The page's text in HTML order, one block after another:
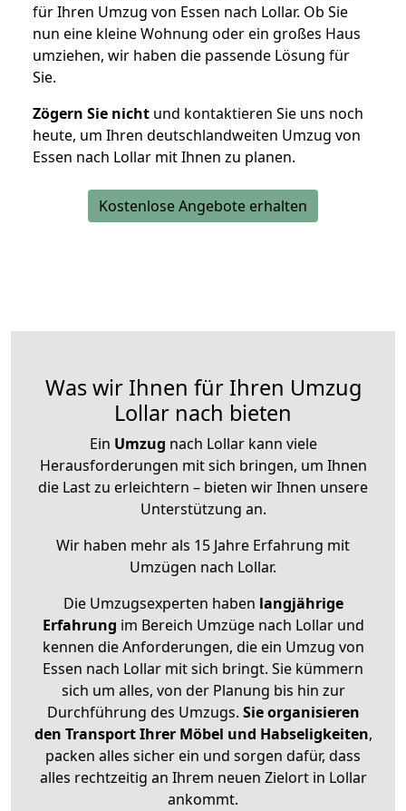
für Ihren Umzug von Essen nach Lollar. Ob Sie
nun eine kleine Wohnung oder ein großes Haus
umziehen, wir haben die passende Lösung für
Sie.
Zögern Sie nicht und kontaktieren Sie uns noch
heute, um Ihren deutschlandweiten Umzug von
Essen nach Lollar mit Ihnen zu planen.
Kostenlose Angebote erhalten
Was wir Ihnen für Ihren Umzug
Lollar nach bieten
Ein Umzug nach Lollar kann viele
Herausforderungen mit sich bringen, um Ihnen
die Last zu erleichtern – bieten wir Ihnen unsere
Unterstützung an.
Wir haben mehr als 15 Jahre Erfahrung mit
Umzügen nach Lollar.
Die Umzugsexperten haben langjährige
Erfahrung im Bereich Umzüge nach Lollar und
kennen die Anforderungen, die ein Umzug von
Essen nach Lollar mit sich bringt. Sie kümmern
sich um alles, von der Planung bis hin zur
Durchführung des Umzugs. Sie organisieren
den Transport Ihrer Möbel und Habseligkeiten,
packen alles sicher ein und sorgen dafür, dass
alles rechtzeitig an Ihrem neuen Zielort in Lollar
ankommt.